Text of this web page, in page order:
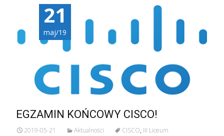
21
maj/19
EGZAMIN KOŃCOWY CISCO!
2019-05-21 Aktualności CISCO, III Liceum